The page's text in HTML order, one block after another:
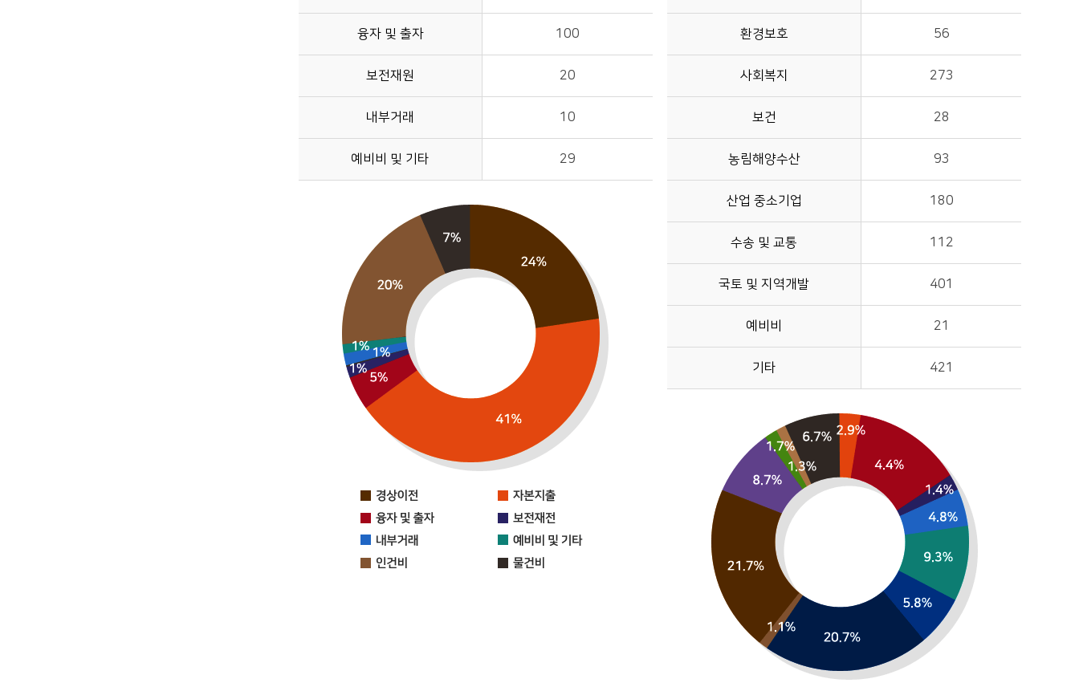
융자 및 출자 100
보전재원 20
내부거래 10
예비비 및 기타 29
환경보호 56
사회복지 273
보건 28
농림해양수산 93
산업 중소기업 180
수송 및 교통 112
국토 및 지역개발 401
예비비 21
기타 421